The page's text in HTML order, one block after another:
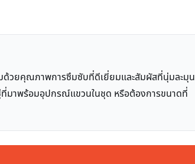
ด้วยคุณภาพการซึมซับที่ดีเยี่ยมและสัมผัสที่นุ่มละมุน
มาพร้อมอุปกรณ์แขวนในชุด หรือต้องการขนาดที่